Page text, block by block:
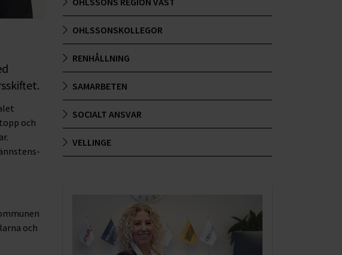
och
och
OHLSSONSKOLLEGOR
RENHÅLLNING
SAMARBETEN
SOCIALT ANSVAR
VELLINGE